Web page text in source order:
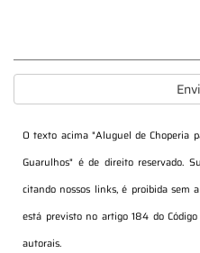
O texto acima "Aluguel de Choperia
Guarulhos" é de direito reservado.
citando nossos links, é proibida sem
está previsto no artigo 184 do Código
autorais.